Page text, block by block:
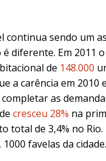
continua sendo um
é diferente. Em 2011 o
de 148.000
a carência em 2010
as
cresceu 28% na
total de 3,4% no
favelas da cidade.